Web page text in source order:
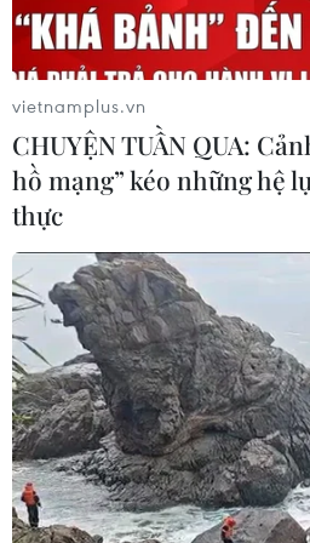
04/08/2026 14:11
Sửa Luật Trưng mua, trưng
sản giải quyết vướng mắc
tiễn
04/08/2026 13:10
Đề xuất 5 nhóm chính sách
Luật Trưng mua, trưng dụng
04/08/2026 11:56
UBS bị phạt 125 triệu USD vì
luật chống rửa tiền
vietnamplus.vn
CHUYỆN TUẦN QUA:
hồ mạng” kéo những hệ
thực